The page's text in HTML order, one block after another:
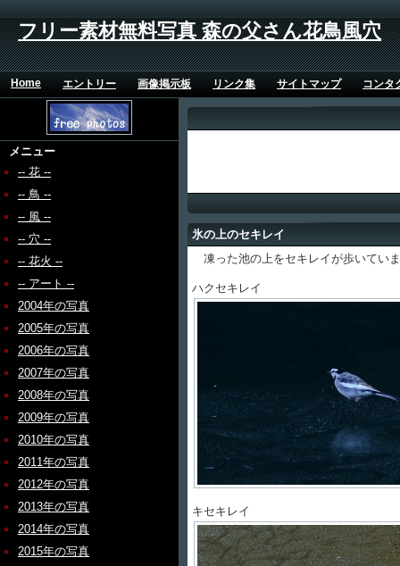
フリー素材無料写真 森の父さん花鳥風穴
Home エントリー 画像掲示板 リンク集 サイトマップ コンタ
メニュー
-- 花 --
-- 鳥 --
-- 風 --
-- 穴 --
-- 花火 --
-- アート --
2004年の写真
2005年の写真
2006年の写真
2007年の写真
2008年の写真
2009年の写真
2010年の写真
2011年の写真
2012年の写真
2013年の写真
2014年の写真
2015年の写真
氷の上のセキレイ
凍った池の上をセキレイが歩いてい
ハクセキレイ
キセキレイ